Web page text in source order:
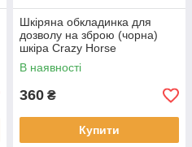
Шкіряна обкладинка для
дозволу на зброю (чорна)
шкіра Crazy Horse
В наявності
360 ₴
Купити